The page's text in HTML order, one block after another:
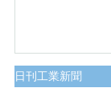
日刊工業新聞